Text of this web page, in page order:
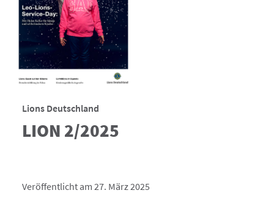
Lions Deutschland
LION 2/2025
Veröffentlicht am 27. März 2025